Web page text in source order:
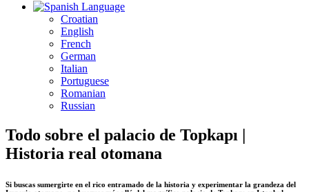
Language
Croatian
English
French
German
Italian
Portuguese
Romanian
Russian
Todo sobre el palacio de Topkapı |
Historia real otomana
Si buscas sumergirte en el rico entramado de la historia y experimentar la grandeza del